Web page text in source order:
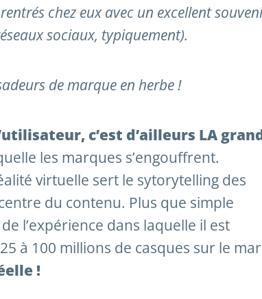
chez eux avec un excellent
sociaux, typiquement).
de marque en herbe !
c’est d’ailleurs LA
les marques s’engouffrent.
virtuelle sert le sytorytelling des
du contenu. Plus que simple
l’expérience dans laquelle il est
à 100 millions de casques sur le
!